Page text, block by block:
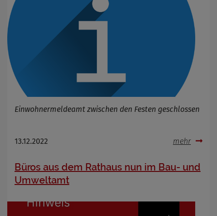
Einwohnermeldeamt zwischen den Festen geschlossen
13.12.2022 mehr
Büros aus dem Rathaus nun im Bau- und
Umweltamt